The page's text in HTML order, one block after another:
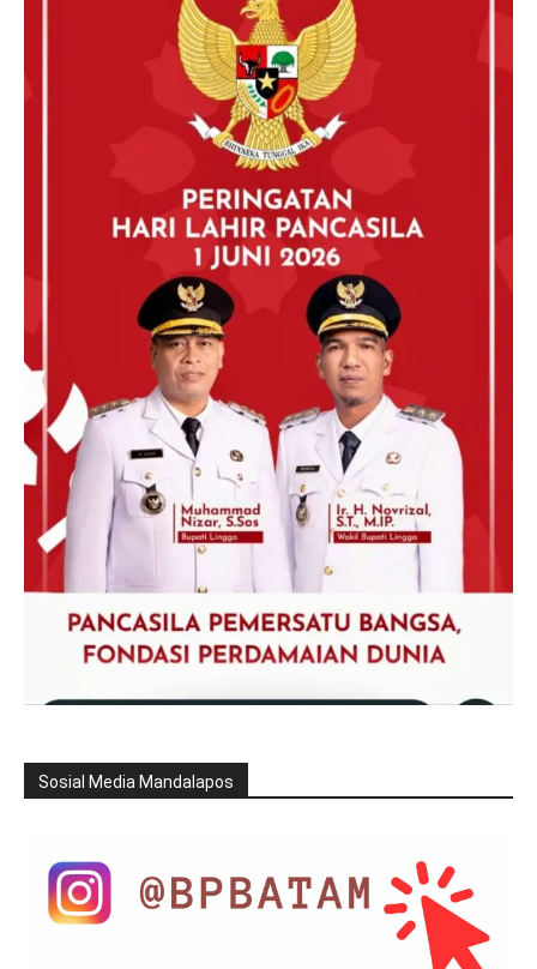
Sosial Media Mandalapos